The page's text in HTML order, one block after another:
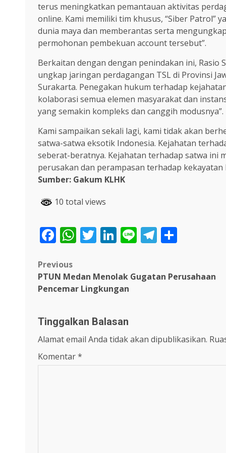
terus meningkatkan pemantauan aktivitas
online. Kami memiliki tim khusus, “Siber Patrol”
dunia maya dan memberantas serta
permohonan pembekuan account tersebut”.
Berkaitan dengan dengan penindakan ini, Rasio
ungkap jaringan perdagangan TSL di Provinsi
Surakarta. Penegakan hukum terhadap
kolaborasi semua elemen masyarakat dan
yang semakin kompleks dan canggih modusnya”.
Kami sampaikan sekali lagi, kami tidak akan
satwa-satwa eksotik Indonesia. Kejahatan
seberat-beratnya. Kejahatan terhadap satwa ini
perusakan dan perampasan terhadap
Sumber: Gakum KLHK
10 total views
Facebook
WhatsApp
Twitter
LinkedIn
Line
Post
navigation
Previous
PTUN Medan Menolak Gugatan Perusahaan
Pencemar Lingkungan
Tinggalkan Balasan
Alamat email Anda tidak akan dipublikasikan.
Komentar*